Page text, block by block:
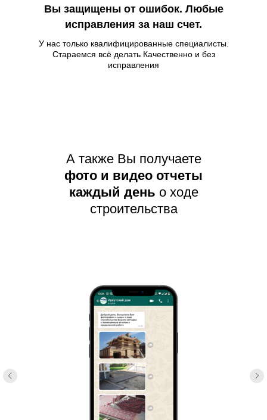
Вы защищены от ошибок. Любые
исправления за наш счет.
У нас только квалифицированные специалисты.
Стараемся всё делать Качественно и без
исправления
А также Вы получаете
фото и видео отчеты
каждый день о ходе
строительства